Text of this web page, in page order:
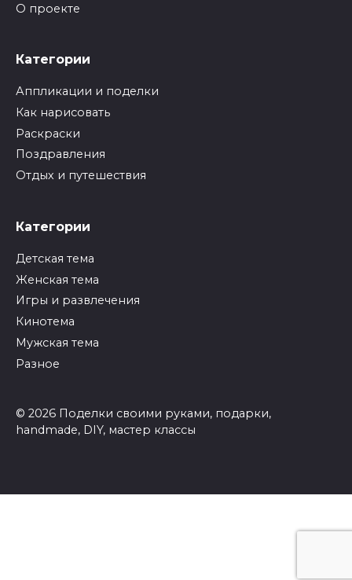
О проекте
Категории
Аппликации и поделки
Как нарисовать
Раскраски
Поздравления
Отдых и путешествия
Категории
Детская тема
Женская тема
Игры и развлечения
Кинотема
Мужская тема
Разное
© 2026 Поделки своими руками, подарки,
handmade, DIY, мастер классы